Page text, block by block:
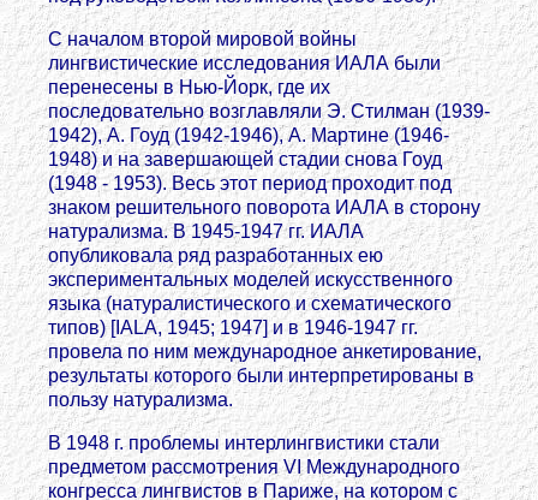
С началом второй мировой войны
лингвистические исследования ИАЛА были
перенесены в Нью-Йорк, где их
последовательно возглавляли Э. Стилман (1939-
1942), А. Гоуд (1942-1946), А. Мартине (1946-
1948) и на завершающей стадии снова Гоуд
(1948 - 1953). Весь этот период проходит под
знаком решительного поворота ИАЛА в сторону
натурализма. В 1945-1947 гг. ИАЛА
опубликовала ряд разработанных ею
экспериментальных моделей искусственного
языка (натуралистического и схематического
типов) [IALA, 1945; 1947] и в 1946-1947 гг.
провела по ним международное анкетирование,
результаты которого были интерпретированы в
пользу натурализма.
В 1948 г. проблемы интерлингвистики стали
предметом рассмотрения VI Международного
конгресса лингвистов в Париже, на котором с